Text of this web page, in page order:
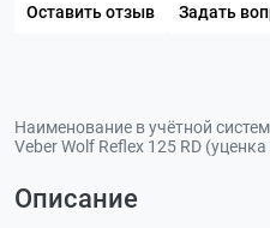
Оставить отзыв Задать
Наименование в учётной
Veber Wolf Reflex 125 RD (уценка
Описание